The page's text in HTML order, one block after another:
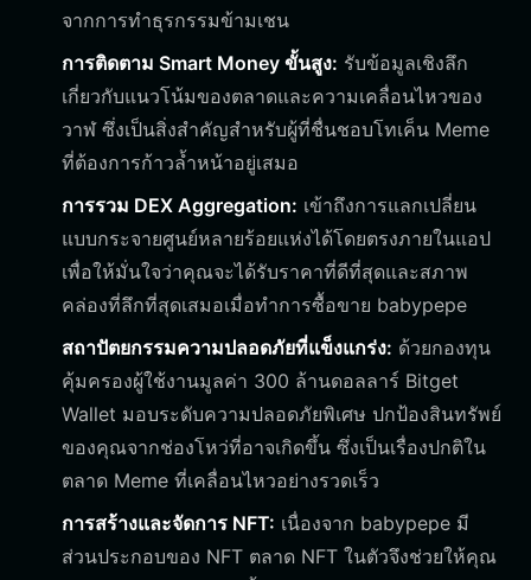
จากการทำธุรกรรมข้ามเชน
การติดตาม Smart Money ขั้นสูง: รับข้อมูลเชิงลึก
เกี่ยวกับแนวโน้มของตลาดและความเคลื่อนไหวของ
วาฬ ซึ่งเป็นสิ่งสำคัญสำหรับผู้ที่ชื่นชอบโทเค็น Meme
ที่ต้องการก้าวล้ำหน้าอยู่เสมอ
การรวม DEX Aggregation: เข้าถึงการแลกเปลี่ยน
แบบกระจายศูนย์หลายร้อยแห่งได้โดยตรงภายในแอป
เพื่อให้มั่นใจว่าคุณจะได้รับราคาที่ดีที่สุดและสภาพ
คล่องที่ลึกที่สุดเสมอเมื่อทำการซื้อขาย babypepe
สถาปัตยกรรมความปลอดภัยที่แข็งแกร่ง: ด้วยกองทุน
คุ้มครองผู้ใช้งานมูลค่า 300 ล้านดอลลาร์ Bitget
Wallet มอบระดับความปลอดภัยพิเศษ ปกป้องสินทรัพย์
ของคุณจากช่องโหว่ที่อาจเกิดขึ้น ซึ่งเป็นเรื่องปกติใน
ตลาด Meme ที่เคลื่อนไหวอย่างรวดเร็ว
การสร้างและจัดการ NFT: เนื่องจาก babypepe มี
ส่วนประกอบของ NFT ตลาด NFT ในตัวจึงช่วยให้คุณ